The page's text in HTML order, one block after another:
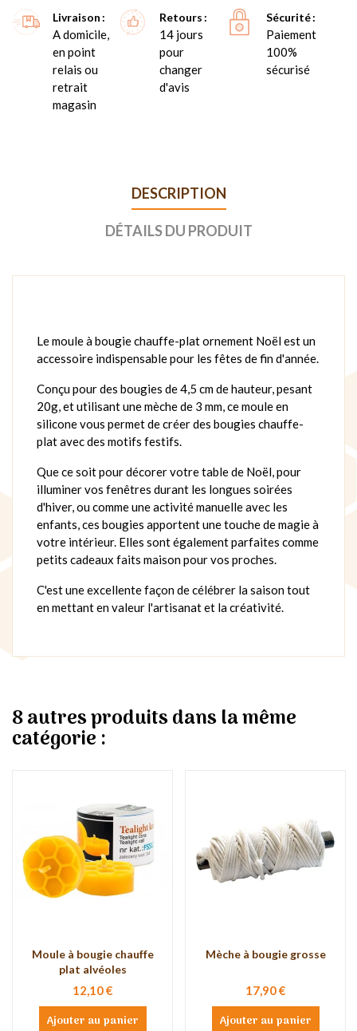
Livraison
A domicile,
en point
relais ou
retrait
magasin
Retours
14 jours
pour
changer
d'avis
Sécurité
Paiement
100%
sécurisé
DESCRIPTION
DÉTAILS DU PRODUIT
Le moule à bougie chauffe-plat ornement Noël est un
accessoire indispensable pour les fêtes de fin d'année.
Conçu pour des bougies de 4,5 cm de hauteur, pesant
20g, et utilisant une mèche de 3 mm, ce moule en
silicone vous permet de créer des bougies chauffe-
plat avec des motifs festifs.
Que ce soit pour décorer votre table de Noël, pour
illuminer vos fenêtres durant les longues soirées
d'hiver, ou comme une activité manuelle avec les
enfants, ces bougies apportent une touche de magie à
votre intérieur. Elles sont également parfaites comme
petits cadeaux faits maison pour vos proches.
C'est une excellente façon de célébrer la saison tout
en mettant en valeur l'artisanat et la créativité.
8 autres produits dans la même
catégorie :
Moule à bougie chauffe
plat alvéoles
12,10 €
Ajouter au panier
Mèche à bougie grosse
17,90 €
Ajouter au panier